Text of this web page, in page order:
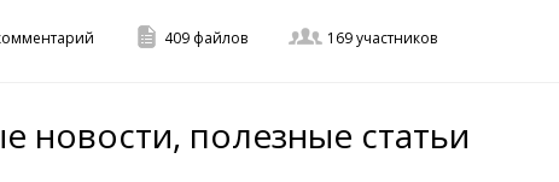
409 файлов 169участников
новости, полезные статьи